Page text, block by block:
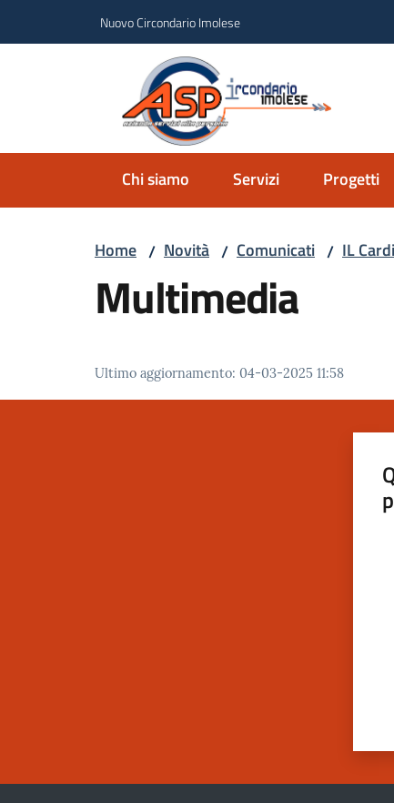
Nuovo Circondario Imolese
Chi siamo Servizi Progetti
Home / Novità / Comunicati / IL
Multimedia
Ultimo aggiornamento: 04-03-2025 11:58